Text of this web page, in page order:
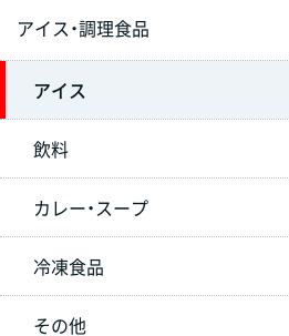
アイス・調理食品
アイス
飲料
カレー・スープ
冷凍食品
その他